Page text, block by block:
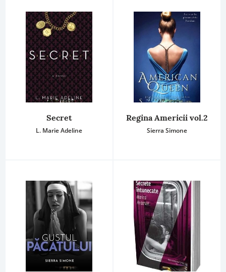
Secret
L. Marie Adeline
Regina Americii vol.2
Sierra Simone